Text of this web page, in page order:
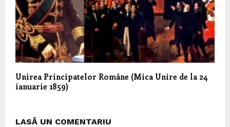
Unirea Principatelor Române (Mica Unire de la 24
ianuarie 1859)
LASĂ UN COMENTARIU